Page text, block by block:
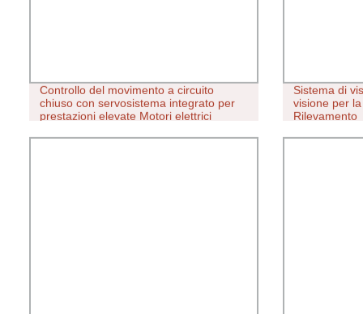
Controllo del movimento a circuito
chiuso con servosistema integrato per
prestazioni elevate Motori elettrici
Sistema di
visione per
Rilevamento